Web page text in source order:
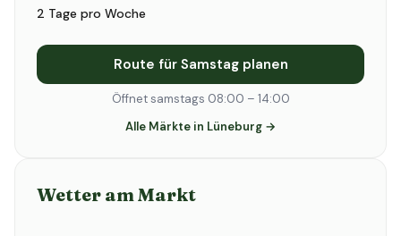
2 Tage pro Woche
Route für Samstag planen
Öffnet samstags 08:00 – 14:00
Alle Märkte in Lüneburg →
Wetter am Markt